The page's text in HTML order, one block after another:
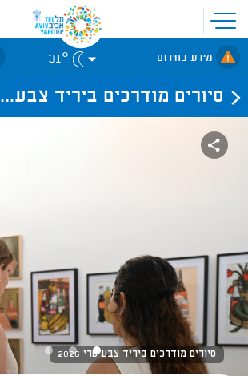
פתיחת
תפריט
אתר
לאתר עיריית
תל-אביב
מידע בחירום 31°
סיורים מודרכים ביריד צבע...
סיורים מודרכים ביריד צבע טרי 2026